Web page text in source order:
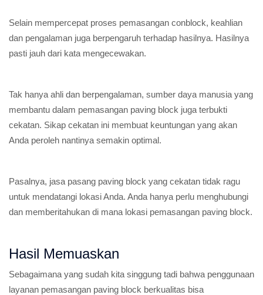
Selain mempercepat proses pemasangan conblock, keahlian
dan pengalaman juga berpengaruh terhadap hasilnya. Hasilnya
pasti jauh dari kata mengecewakan.
Tak hanya ahli dan berpengalaman, sumber daya manusia yang
membantu dalam pemasangan paving block juga terbukti
cekatan. Sikap cekatan ini membuat keuntungan yang akan
Anda peroleh nantinya semakin optimal.
Pasalnya, jasa pasang paving block yang cekatan tidak ragu
untuk mendatangi lokasi Anda. Anda hanya perlu menghubungi
dan memberitahukan di mana lokasi pemasangan paving block.
Hasil Memuaskan
Sebagaimana yang sudah kita singgung tadi bahwa penggunaan
layanan pemasangan paving block berkualitas bisa